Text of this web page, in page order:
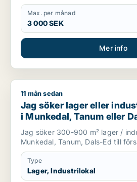
Max. per månad
3 000 SEK
Mer info
Jag söker lager eller industrilokal
11 mån sedan
Jag söker lager eller
i Munkedal, Tanum eller
Jag söker 300-900 m² lager /
Munkedal, Tanum, Dals-Ed till
Type
Lager, Industrilokal